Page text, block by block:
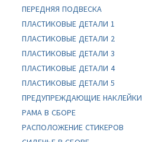
ПЕРЕДНЯЯ ПОДВЕСКА
ПЛАСТИКОВЫЕ ДЕТАЛИ 1
ПЛАСТИКОВЫЕ ДЕТАЛИ 2
ПЛАСТИКОВЫЕ ДЕТАЛИ 3
ПЛАСТИКОВЫЕ ДЕТАЛИ 4
ПЛАСТИКОВЫЕ ДЕТАЛИ 5
ПРЕДУПРЕЖДАЮЩИЕ НАКЛЕЙКИ
РАМА В СБОРЕ
РАСПОЛОЖЕНИЕ СТИКЕРОВ